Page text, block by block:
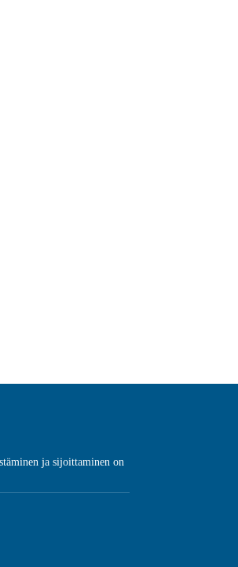
ja sijoittaminen on